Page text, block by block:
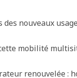
nouveaux
mobilité
renouvelée :